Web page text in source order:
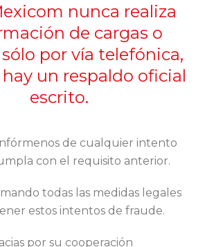
nunca realiza
de cargas o
por vía telefónica,
un respaldo oficial
escrito.
de cualquier intento
con el requisito anterior.
todas las medidas legales
estos intentos de fraude.
por su cooperación